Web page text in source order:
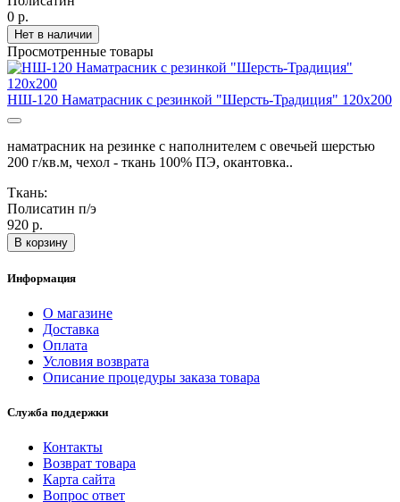
0 р.
Нет в наличии
Просмотренные товары
НШ-120 Наматрасник с резинкой "Шерсть-Традиция" 120х200
наматрасник на резинке с наполнителем с овечьей шерстью
200 г/кв.м, чехол - ткань 100% ПЭ, окантовка..
Ткань:
Полисатин п/э
920 р.
В корзину
Информация
О магазине
Доставка
Оплата
Условия возврата
Описание процедуры заказа товара
Служба поддержки
Контакты
Возврат товара
Карта сайта
Вопрос ответ